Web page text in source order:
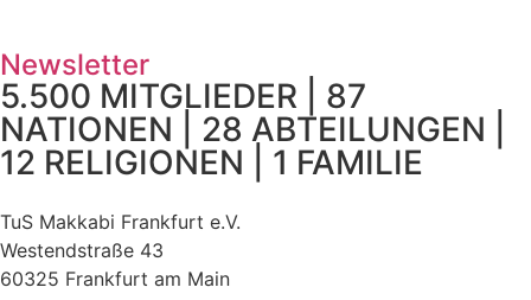
Newsletter
5.500 MITGLIEDER | 87
NATIONEN | 28 ABTEILUNGEN |
12 RELIGIONEN | 1 FAMILIE
TuS Makkabi Frankfurt e.V.
Westendstraße 43
60325 Frankfurt am Main